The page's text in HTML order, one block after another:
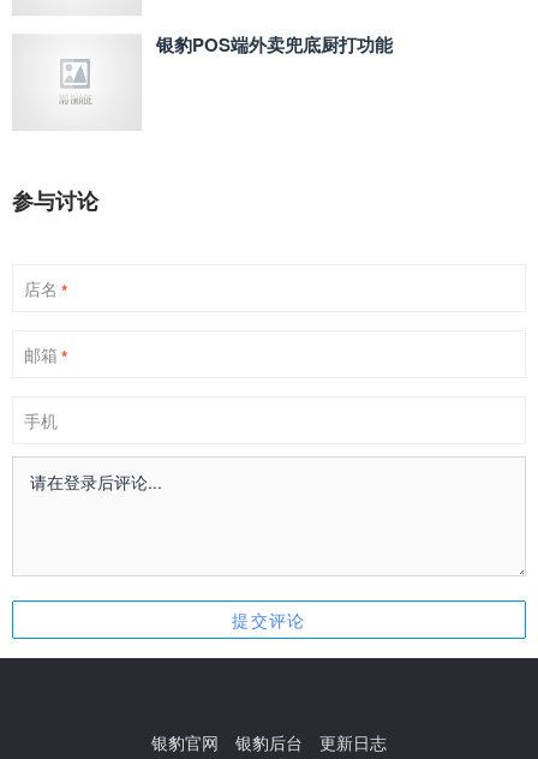
银豹POS端外卖兜底厨打功能
参与讨论
店名 *
邮箱 *
手机
银豹官网 银豹后台 更新日志